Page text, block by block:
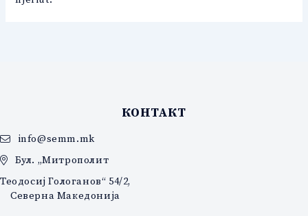
КОНТАКТ
info@semm.mk
Бул. „Митрополит
Теодосиј Гологанов“ 54/2,
Северна Македонија